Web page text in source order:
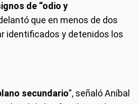
de “odio y
que en menos de dos
identificados y detenidos los
secundario”, señaló Aníbal